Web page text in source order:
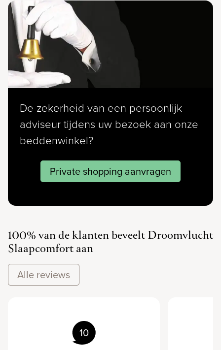
De zekerheid van een persoonlijk
adviseur tijdens uw bezoek aan onze
beddenwinkel?
Private shopping aanvragen
100% van de klanten beveelt Droomvlucht
Slaapcomfort aan
Alle reviews
10